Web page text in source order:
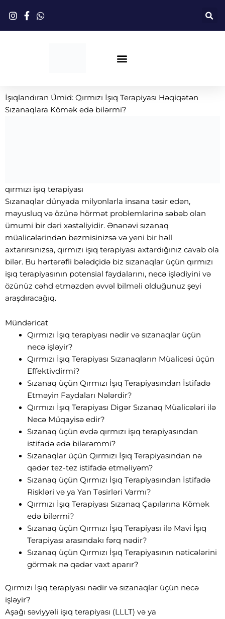
keçin
İşıqlandıran Ümid: Qırmızı İşıq Terapiyası Həqiqətən
Sızanaqlara Kömək edə bilərmi?
qırmızı işıq terapiyası
Sızanaqlar dünyada milyonlarla insana təsir edən,
məyusluq və özünə hörmət problemlərinə səbəb olan
ümumi bir dəri xəstəliyidir. Ənənəvi sızanaq
müalicələrindən bezmisinizsə və yeni bir həll
axtarırsınızsa, qırmızı işıq terapiyası axtardığınız cavab ola
bilər. Bu hərtərəfli bələdçidə biz sızanaqlar üçün qırmızı
işıq terapiyasının potensial faydalarını, necə işlədiyini və
özünüz cəhd etməzdən əvvəl bilməli olduğunuz şeyi
araşdıracağıq.
Mündəricat
Qırmızı İşıq terapiyası nədir və sızanaqlar üçün
necə işləyir?
Qırmızı İşıq Terapiyası Sızanaqların Müalicəsi üçün
Effektivdirmi?
Sızanaq üçün Qırmızı İşıq Terapiyasından İstifadə
Etməyin Faydaları Nələrdir?
Qırmızı İşıq Terapiyası Digər Sızanaq Müalicələri ilə
Necə Müqayisə edir?
Sızanaq üçün evdə qırmızı işıq terapiyasından
istifadə edə bilərəmmi?
Sızanaqlar üçün Qırmızı İşıq Terapiyasından nə
qədər tez-tez istifadə etməliyəm?
Sızanaq üçün Qırmızı İşıq Terapiyasından İstifadə
Riskləri və ya Yan Təsirləri Varmı?
Qırmızı İşıq Terapiyası Sızanaq Çapılarına Kömək
edə bilərmi?
Sızanaq üçün Qırmızı İşıq Terapiyası ilə Mavi İşıq
Terapiyası arasındakı fərq nədir?
Sızanaq üçün Qırmızı İşıq Terapiyasının nəticələrini
görmək nə qədər vaxt aparır?
Qırmızı İşıq terapiyası nədir və sızanaqlar üçün necə
işləyir?
Aşağı səviyyəli işıq terapiyası (LLLT) və ya